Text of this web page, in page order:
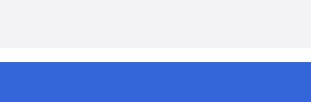
성 곳곳에 존재하는 특정 물질을 섭취하기만 하면 된다. ​하지만 현지